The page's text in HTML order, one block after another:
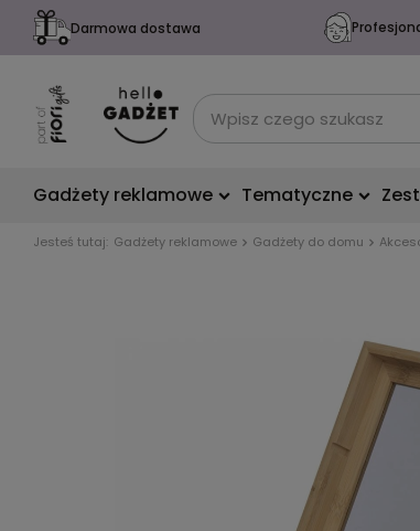
Darmowa dostawa
Gadżety reklamowe Tematyczne
Jesteś tutaj: Gadżety reklamowe Gadżety do domu